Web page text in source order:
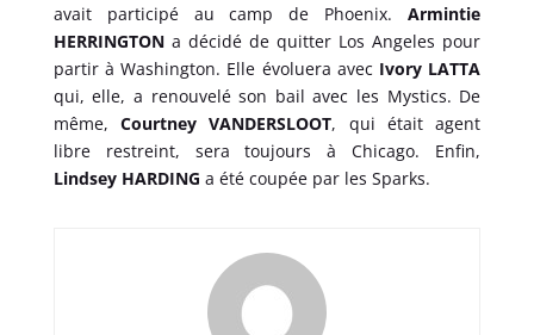
avait participé au camp de Phoenix.Armintie
HERRINGTONa décidé de quitter Los Angeles pour
partir à Washington. Elle évoluera avec Ivory LATTA
qui, elle, a renouvelé son bail avec les Mystics. De
même,Courtney VANDERSLOOT, qui était agent
libre restreint, sera toujours à Chicago. Enfin,
Lindsey HARDING a été coupée par les Sparks.